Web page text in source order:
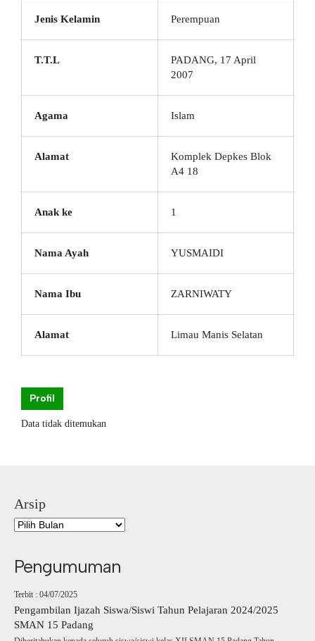
Jenis Kelamin Perempuan
T.T.L
PADANG, 17 April
2007
Agama Islam
Alamat
Komplek Depkes Blok
A4 18
Anak ke 1
Nama Ayah YUSMAIDI
Nama Ibu ZARNIWATY
Alamat Limau Manis Selatan
Profil
Data tidak ditemukan
Arsip
Pengumuman
Terbit : 04/07/2025
Pengambilan Ijazah Siswa/Siswi Tahun Pelajaran 2024/2025
SMAN 15 Padang